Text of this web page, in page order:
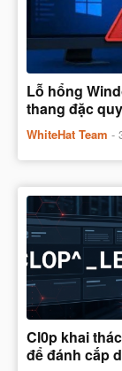
Lỗ hổng
thang đặc
WhiteHat Team -
Cl0p khai
để đánh cắp